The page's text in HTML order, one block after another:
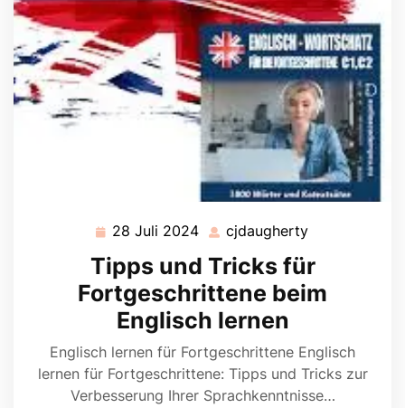
28 Juli 2024 28
Juli
2024
cjdaugherty
Tipps und Tricks für
Fortgeschrittene beim
Englisch lernen
Englisch lernen für Fortgeschrittene Englisch
lernen für Fortgeschrittene: Tipps und Tricks zur
Verbesserung Ihrer Sprachkenntnisse…